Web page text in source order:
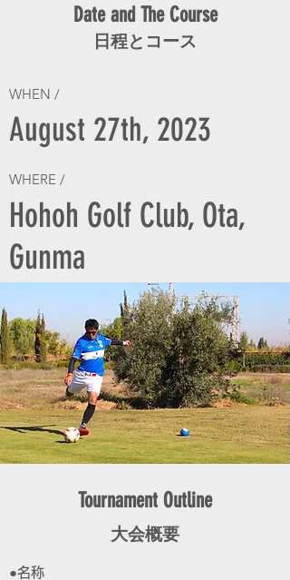
Date and The Course
日程とコース
WHEN /
August 27th, 2023
WHERE /
Hohoh Golf Club, Ota,
Gunma
Tournament Outline
大会概要
●名称